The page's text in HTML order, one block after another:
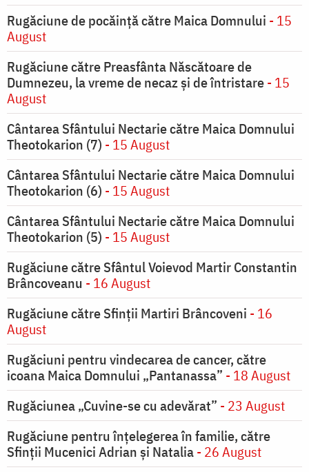
Rugăciune de pocăinţă către Maica Domnului - 15
August
Rugăciune către Preasfânta Născătoare de
Dumnezeu, la vreme de necaz şi de întristare- 15
August
Cântarea Sfântului Nectarie către Maica Domnului
Theotokarion (7) - 15 August
Cântarea Sfântului Nectarie către Maica Domnului
Theotokarion (6) - 15 August
Cântarea Sfântului Nectarie către Maica Domnului
Theotokarion (5) - 15 August
Rugăciune către Sfântul Voievod Martir Constantin
Brâncoveanu - 16 August
Rugăciune către Sfinții Martiri Brâncoveni - 16
August
Rugăciuni pentru vindecarea de cancer, către
icoana Maica Domnului „Pantanassa” - 18 August
Rugăciunea „Cuvine-se cu adevărat” - 23 August
Rugăciune pentru înţelegerea în familie, către
Sfinţii Mucenici Adrian şi Natalia- 26 August